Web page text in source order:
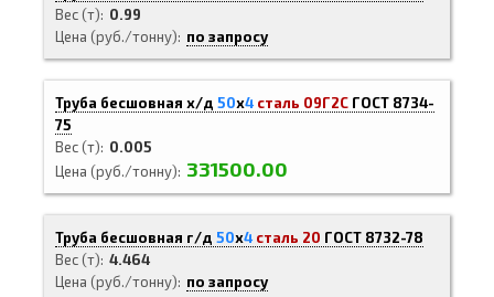
Вес (т)
0.99
Цена (руб./тонну)
по запросу
Труба бесшовная х/д 50х4 сталь 09Г2С ГОСТ 8734-
75
Вес (т)
0.005
Цена (руб./тонну)
331500.00
Труба бесшовная г/д 50х4 сталь 20 ГОСТ 8732-78
Вес (т) 4.464
Цена (руб./тонну)
по запросу